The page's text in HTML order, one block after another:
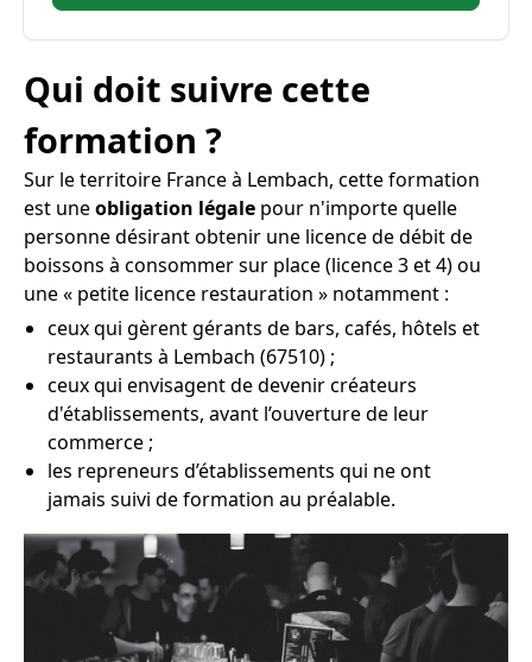
Qui doit suivre cette
formation ?
Sur le territoire France à Lembach, cette formation
est uneobligation légale pour n'importe quelle
personne désirant obtenir une licence de débit de
boissons à consommer sur place (licence 3 et 4) ou
une « petite licence restauration » notamment :
ceux qui gèrent gérants de bars, cafés, hôtels et
restaurants à Lembach (67510) ;
ceux qui envisagent de devenir créateurs
d'établissements, avant l’ouverture de leur
commerce ;
les repreneurs d’établissements qui ne ont
jamais suivi de formation au préalable.